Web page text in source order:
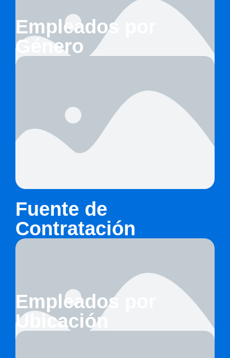
Empleados por
Género
Fuente de
Contratación
Empleados por
Ubicación